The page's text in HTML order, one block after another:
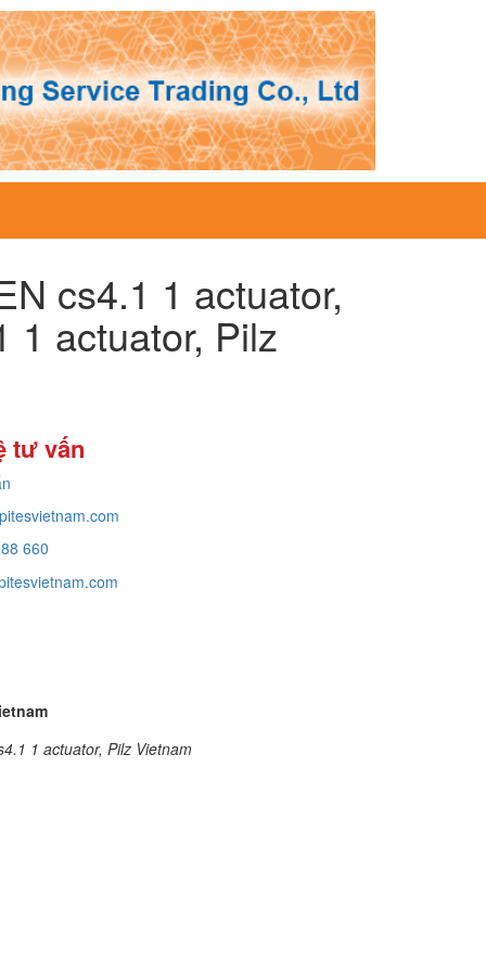
cs4.1 1 actuator,
1 actuator, Pilz
tư vấn
660
1 actuator, Pilz Vietnam